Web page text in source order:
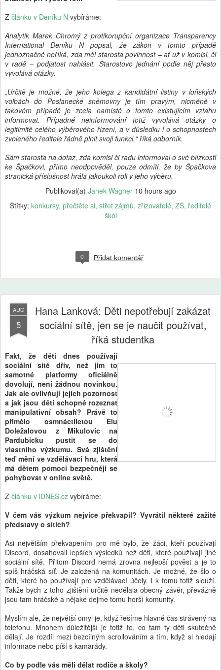
Z článku v Deníku N vybíráme:
Analytik Marek Chromý z protikorupční organizace Transparency
International Deníku N popsal, že zákon v tomto případě
jednoznačně neříká, zda měl starosta povinnost – ať už v komisi, či
v radě – podjatost nahlásit. Starostovo jednání podle něj přesto
vyvolává otázky.
„Určitě je možné, že jeho kolega z kandidátní listiny v loňských
volbách do Poslanecké sněmovny je tím pravým, nicméně v
takovém případě je zcela namístě o tomto existujícím vztahu
informovat. Případné neinformování totiž vyvolává otázky o
legitimitě celého výběrového řízení, a v důsledku i o schopnostech
zvoleného ředitele řádně plnit svoji funkci,“ říká odborník.
Sám starosta na dotaz, zda komisi či radu informoval o své blízkosti
ke Špačkovi, přímo neodpověděl, pouze odmítl, že by Špačkova
stranická příslušnost hrála jakoukoli roli v jeho výběru.
Publikoval(a) Janek Wagner 10 hours ago
Štítky: konkursy přečtěte si střet zájmů zřizovatelé ZŠ ředitelé
škol
0 Přidat komentář
AUG
5
Hana Lanková: Děti nepotřebují zakázat
sociální sítě, jen se je naučit používat,
říká studentka
Fakt, že děti dnes používají
sociální sítě dřív, než jim to
samotné platformy oficiálně
dovolují, není žádnou novinkou.
Jak ale ovlivňují jejich pozornost
a jak jsou děti schopné rozeznat
manipulativní obsah? Právě to
přimělo osmnáctiletou Elu
Doležalovou z Mikulovic na
Pardubicku pustit se do
vlastního výzkumu. Svá zjištění
teď mění ve vzdělávací hru, která
má dětem pomoci bezpečněji se
pohybovat v online světě.
Z článku v iDNES.cz vybíráme:
V čem vás výzkum nejvíce překvapil? Vyvrátil některé zažité
představy o sítích?
Asi největším překvapením pro mě bylo, že žáci, kteří používají
Discord, dosahovali lepších výsledků než děti, které používají jiné
sociální sítě. Přitom Discord nemá zrovna nejlepší pověst a je to
spíš hráčská síť. Je založená na komunitách. Je možné, že šlo o
děti, které ho používají pro vzdělávací účely. I k tomu totiž slouží.
Takže bych z toho zjištění určitě nedělala obecný závěr, převážně
jsou tam hráčské a nějaké dejme tomu horší komunity.
Myslím ale, že největší omyl je, když řešíme hlavně čas strávený na
telefonu. Mnohem důležitější je totiž to, co tam ty děti skutečně
dělají. Je rozdíl mezi bezcílným scrollováním a tím, když si hledají
informace nebo píší s kamarády.
Co by podle vás měli dělat rodiče a školy?